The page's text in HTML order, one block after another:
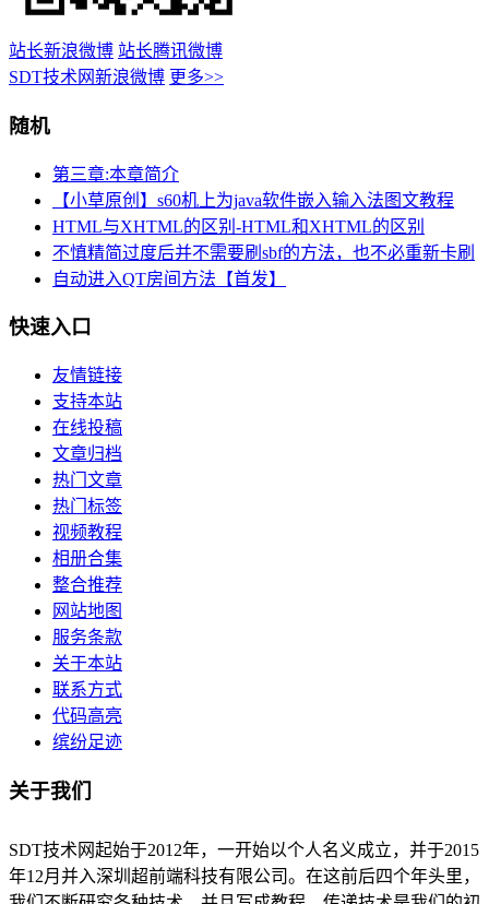
站长新浪微博 站长腾讯微博
SDT技术网新浪微博 更多>>
随机
第三章:本章简介
【小草原创】s60机上为java软件嵌入输入法图文教程
HTML与XHTML的区别-HTML和XHTML的区别
不慎精简过度后并不需要刷sbf的方法，也不必重新卡刷
自动进入QT房间方法【首发】
快速入口
友情链接
支持本站
在线投稿
文章归档
热门文章
热门标签
视频教程
相册合集
整合推荐
网站地图
服务条款
关于本站
联系方式
代码高亮
缤纷足迹
关于我们
SDT技术网起始于2012年，一开始以个人名义成立，并于2015
年12月并入深圳超前端科技有限公司。在这前后四个年头里，